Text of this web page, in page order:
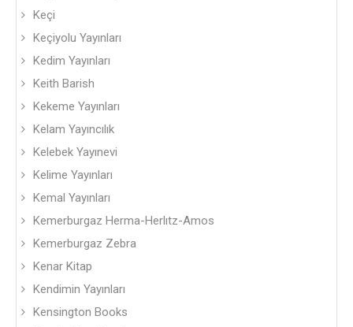
Keçi
Keçiyolu Yayınları
Kedim Yayınları
Keith Barish
Kekeme Yayınları
Kelam Yayıncılık
Kelebek Yayınevi
Kelime Yayınları
Kemal Yayınları
Kemerburgaz Herma-Herlıtz-Amos
Kemerburgaz Zebra
Kenar Kitap
Kendimin Yayınları
Kensington Books